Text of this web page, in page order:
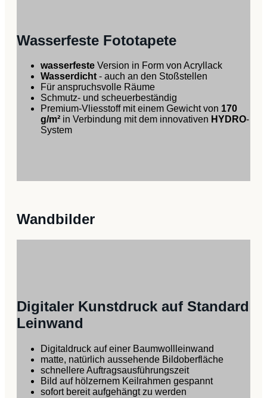
Wasserfeste Fototapete
wasserfeste Version in Form von Acryllack
Wasserdicht - auch an den Stoßstellen
Für anspruchsvolle Räume
Schmutz- und scheuerbeständig
Premium-Vliesstoff mit einem Gewicht von 170
g/m² in Verbindung mit dem innovativen HYDRO-
System
Wandbilder
Digitaler Kunstdruck auf Standard
Leinwand
Digitaldruck auf einer Baumwollleinwand
matte, natürlich aussehende Bildoberfläche
schnellere Auftragsausführungszeit
Bild auf hölzernem Keilrahmen gespannt
sofort bereit aufgehängt zu werden